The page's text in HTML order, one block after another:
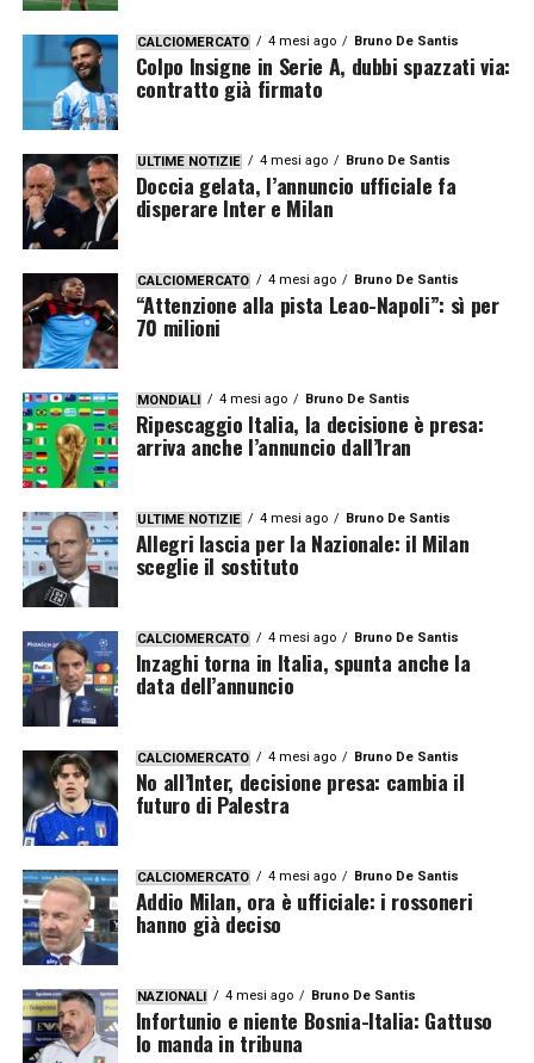
CALCIOMERCATO 4 mesi ago Bruno De Santis
Colpo Insigne in Serie A, dubbi spazzati via:
contratto già firmato
ULTIME NOTIZIE 4 mesi ago Bruno De Santis
Doccia gelata, l’annuncio ufficiale fa
disperare Inter e Milan
CALCIOMERCATO 4 mesi ago Bruno De Santis
“Attenzione alla pista Leao-Napoli”: sì per
70 milioni
MONDIALI 4 mesi ago Bruno De Santis
Ripescaggio Italia, la decisione è presa:
arriva anche l’annuncio dall’Iran
ULTIME NOTIZIE 4 mesi ago Bruno De Santis
Allegri lascia per la Nazionale: il Milan
sceglie il sostituto
CALCIOMERCATO 4 mesi ago Bruno De Santis
Inzaghi torna in Italia, spunta anche la
data dell’annuncio
CALCIOMERCATO 4 mesi ago Bruno De Santis
No all’Inter, decisione presa: cambia il
futuro di Palestra
CALCIOMERCATO 4 mesi ago Bruno De Santis
Addio Milan, ora è ufficiale: i rossoneri
hanno già deciso
NAZIONALI 4 mesi ago Bruno De Santis
Infortunio e niente Bosnia-Italia: Gattuso
lo manda in tribuna